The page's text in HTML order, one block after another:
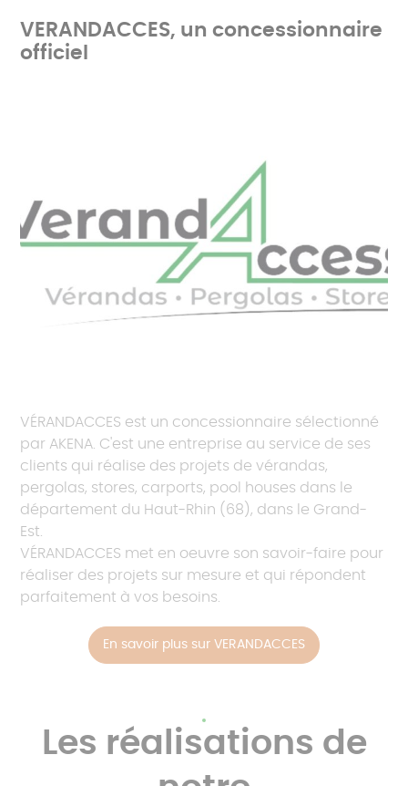
VERANDACCES, un concessionnaire
officiel
VÉRANDACCES est un concessionnaire sélectionné
par AKENA. C'est une entreprise au service de ses
clients qui réalise des projets de vérandas,
pergolas, stores, carports, pool houses dans le
département du Haut-Rhin (68), dans le Grand-
Est.
VÉRANDACCES met en oeuvre son savoir-faire pour
réaliser des projets sur mesure et qui répondent
parfaitement à vos besoins.
En savoir plus sur VERANDACCES
Les réalisations de